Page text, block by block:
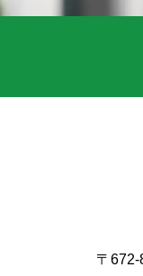
〒672-